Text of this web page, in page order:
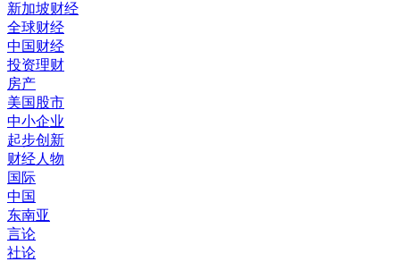
新加坡财经
全球财经
中国财经
投资理财
房产
美国股市
中小企业
起步创新
财经人物
国际
中国
东南亚
言论
社论